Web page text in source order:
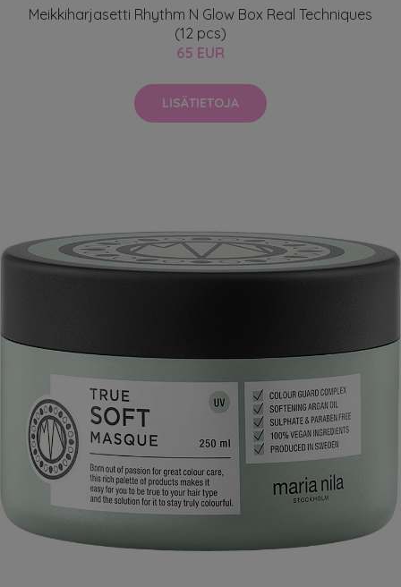
Meikkiharjasetti Rhythm N Glow Box Real Techniques
(12 pcs)
65 EUR
LISÄTIETOJA